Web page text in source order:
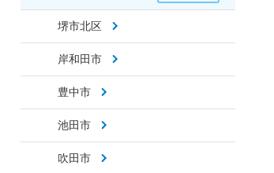
堺市北区
岸和田市
豊中市
池田市
吹田市